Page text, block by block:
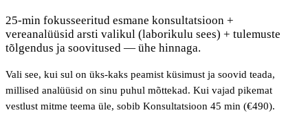
25-min fokusseeritud esmane konsultatsioon +
vereanalüüsid arsti valikul (laborikulu sees) + tulemuste
tõlgendus ja soovitused — ühe hinnaga.
Vali see, kui sul on üks-kaks peamist küsimust ja soovid teada,
millised analüüsid on sinu puhul mõttekad. Kui vajad pikemat
vestlust mitme teema üle, sobib Konsultatsioon 45 min (€490).